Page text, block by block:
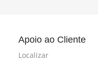
Apoio ao Cliente
Localizar